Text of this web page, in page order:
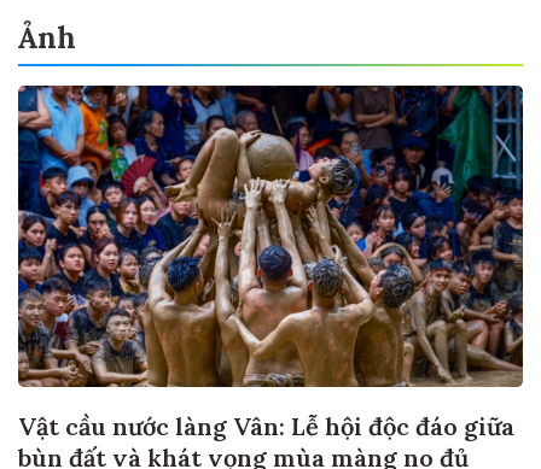
Ảnh
Vật cầu nước làng Vân: Lễ hội độc đáo giữa
bùn đất và khát vọng mùa màng no đủ